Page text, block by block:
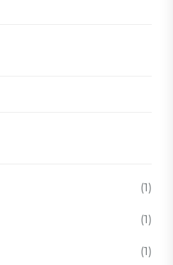
(1)
(1)
(1)